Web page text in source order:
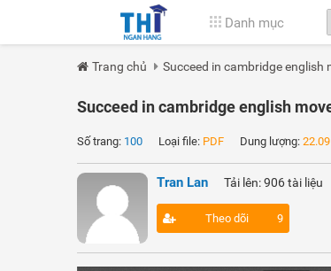
Danh mục
Trang chủ Succeed in cambridge
Succeed in cambridge english
Số trang: 100 Loại file: PDF Dung lượng:
Tran Lan Tải lên: 906 tài liệu
Theo dõi 9